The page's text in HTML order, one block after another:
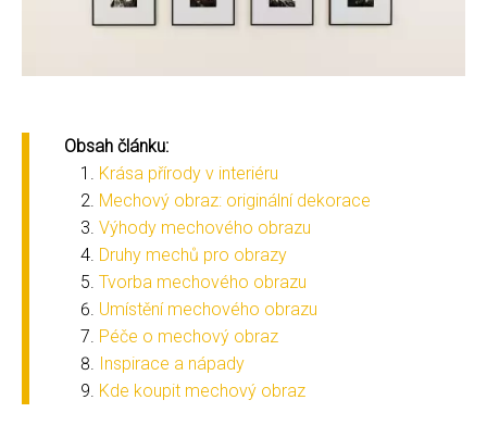
Obsah článku:
Krása přírody v interiéru
Mechový obraz: originální dekorace
Výhody mechového obrazu
Druhy mechů pro obrazy
Tvorba mechového obrazu
Umístění mechového obrazu
Péče o mechový obraz
Inspirace a nápady
Kde koupit mechový obraz